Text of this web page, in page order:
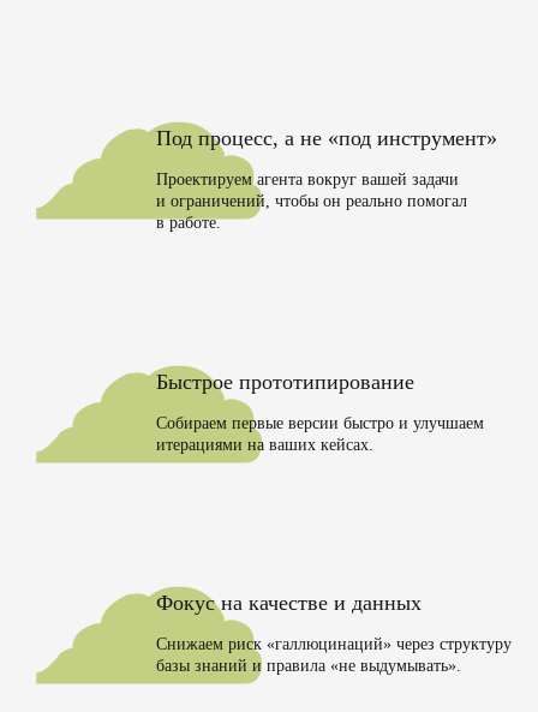
Под процесс, а не «под инструмент»
Проектируем агента вокруг вашей задачи
и ограничений, чтобы он реально помогал
в работе.
☁
Быстрое прототипирование
Собираем первые версии быстро и улучшаем
итерациями на ваших кейсах.
☁
Фокус на качестве и данных
Снижаем риск «галлюцинаций» через структуру
базы знаний и правила «не выдумывать».
☁